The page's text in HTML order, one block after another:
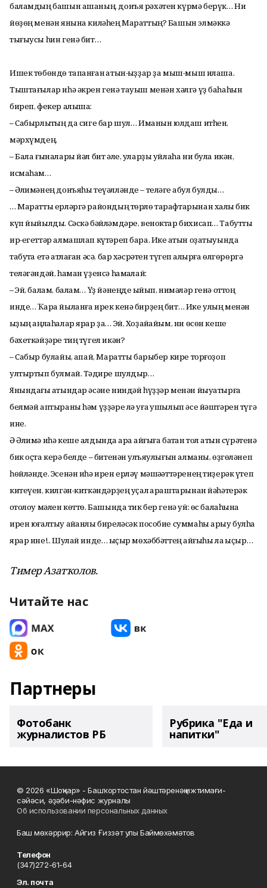
баламдың башын ашаның, донъя рәхәтен күрмә берүк… Ни
йөҙөң менән янына киләһең Мараттың? Башын элмәккә
тығыусы һин генә бит…
Ишек төбөндө тапанған ҡатын-ҡыҙҙар ҙа мыш-мыш илаша.
Тыштағылар иһә әкрен генә тауыш менән хәлгә үҙ баһаһын
биреп, фекер алыша:
– Сабырлыҡтың да сиге бар шул… Иманын юлдаш итһен,
мәрхүмдең.
– Бала ғыналары йәл бит әле, уларҙы уйлаһа ни була икән,
исмаһам…
– Әлимәнең донъяһы теүәлләнде – теләге ҡабул булды…
… Маратты ерләргә райондың төрлө тарафтарынан халыҡ бик
күп йыйылды. Сәскә бәйләмдәре, веноктар бихисап… Табутты
ир-егеттәр алмашлап күтәреп бара. Ике ҡатын оҙатыуында
табутҡа етә атлаған әсә, бар хәсрәтен түгеп ҡалырға өлгөрөргә
теләгәндәй, һаман үҙенсә һамаҡлай:
– Эй, балам, балам… Үҙ йәнеңде ҡыйып, нимәләр генә оттоң
инде… Ҡара йыланға ирек кенә бирҙең бит… Ике улың менән
ҡыҙың аңлаһалар ярар ҙа… Эй, Хоҙайҡайым, ни өсөн кеше
бәхеткәйҙәре тиң түгел икән?
– Сабыр булайыҡ, апай, Маратты барыбер кире торғоҙоп
ултыртып булмай. Тәҡдире шулдыр…
Янындағы ҡатындар әсәне ниндәй һүҙҙәр менән йыуатырға
белмәй аптыраны һәм үҙҙәре лә уға ҡушылып әсе йәштәрен түгә
ине.
Ә Әлимә иһә кеше алдында ҡара ҡайғыға батҡан тол ҡатын сүрәтенә
бик оҫта керә белде – битенән ҡулъяулығын алманы, өҙгөләнеп
һөйләнде. Эсенән иһә ирен ерләү мәшәҡәттәренең тиҙерәк үтеп
китеүен, килгән-киткәндәрҙең уҫал ҡараштарынан йәһәтерәк
ҡотолоу мәлен көттө. Башында тик бер генә уй: өс балаһына
ирен юғалтыу айҡанлы биреләсәк пособие суммаһы арыу булһа
ярар ине!.. Шулай инде… ҡыҫыр мөхәббәттең ҡайғыһы ла ҡыҫыр…
Тимер Азатҡолов.
Читайте нас
Партнеры
Фотобанк
журналистов РБ
Рубрика "Еда и
напитки"
© 2026 «Шоңҡар» - Башҡортостан йәштәренәң ижтимағи-
сәйәси, әҙәби-нәфис журналы
Об использовании персональных данных
Баш мөхәррир: Айгиз Ғиззәт улы Баймөхәмәтов
Телефон
(347)272-61-64
Эл. почта